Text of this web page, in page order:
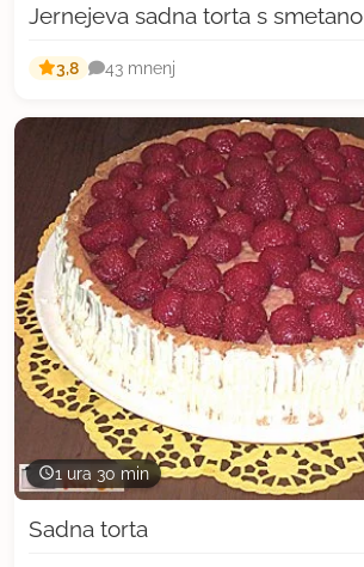
Jernejeva sadna torta s smetano
3,8 43 mnenj
1 ura 30 min
Sadna torta